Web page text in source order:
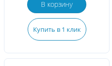
В корзину
Купить в 1 клик